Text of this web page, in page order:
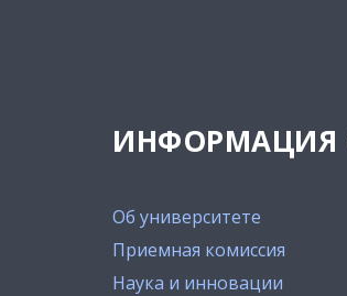
ИНФОРМАЦИЯ
Об университете
Приемная комиссия
Наука и инновации